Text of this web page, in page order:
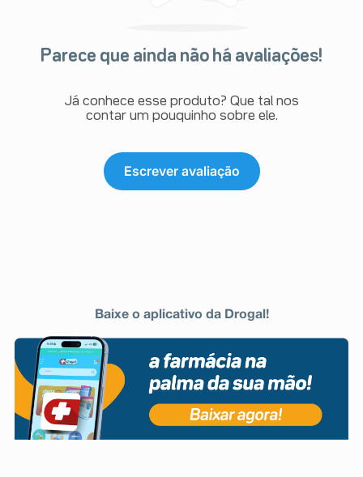
Parece que ainda não há avaliações!
Já conhece esse produto? Que tal nos
contar um pouquinho sobre ele.
Escrever avaliação
Baixe o aplicativo da Drogal!